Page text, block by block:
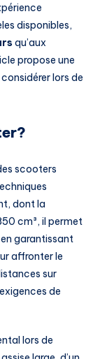
disponibles,
qu’aux
propose une
lors de
scooters
dont la
cm³, il permet
garantissant
affronter le
sur
de
lors de